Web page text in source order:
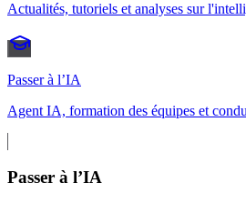
Actualités, tutoriels et analyses sur
Passer à l’IA
Agent IA, formation des équipes et
Passer à l’IA